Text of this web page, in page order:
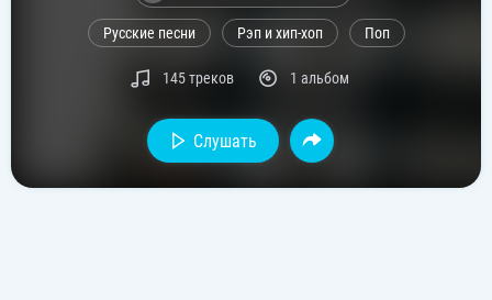
Русские песни Рэп и хип-хоп Поп
145 треков 1 альбом
Слушать